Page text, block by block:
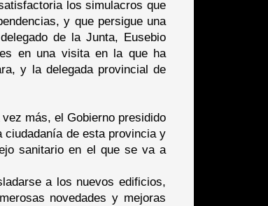
los simulacros que
y que persigue una
de la Junta, Eusebio
en una visita en la que ha
y la delegada provincial de
más, el Gobierno presidido
ciudadanía de esta provincia y
sanitario en el que se va a
a los nuevos edificios,
novedades y mejoras